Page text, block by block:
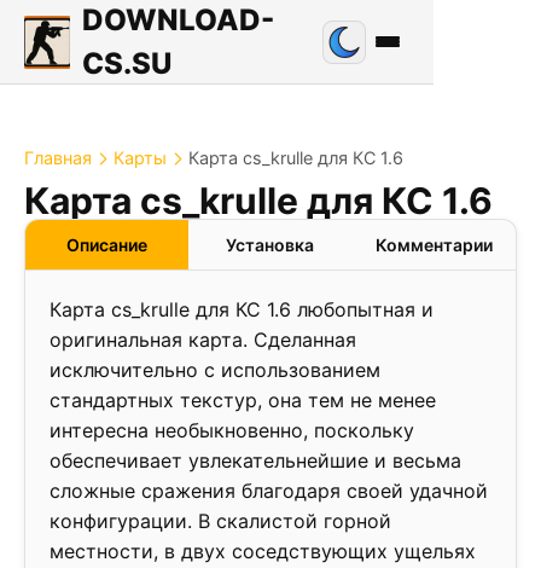
DOWNLOAD-
CS.SU
Главная Карты Карта cs_krulle для КС 1.6
Карта cs_krulle для КС 1.6
❮ ❯
Описание Установка Комментарии
Карта cs_krulle для КС 1.6 любопытная и
оригинальная карта. Сделанная
исключительно с использованием
стандартных текстур, она тем не менее
интересна необыкновенно, поскольку
обеспечивает увлекательнейшие и весьма
сложные сражения благодаря своей удачной
конфигурации. В скалистой горной
местности, в двух соседствующих ущельях